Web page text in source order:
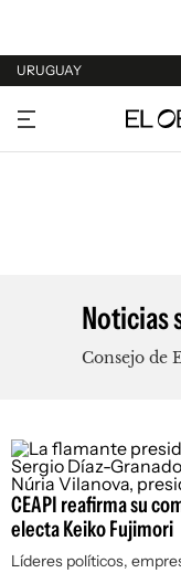
URUGUAY
URUGUAY
ARGENTINA
Noticias
Consejo de
CEAPI reafirma su
electa Keiko Fujimori
Líderes políticos,